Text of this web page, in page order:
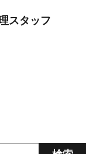
スタッフ